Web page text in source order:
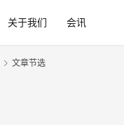
关于我们 会讯
文章节选